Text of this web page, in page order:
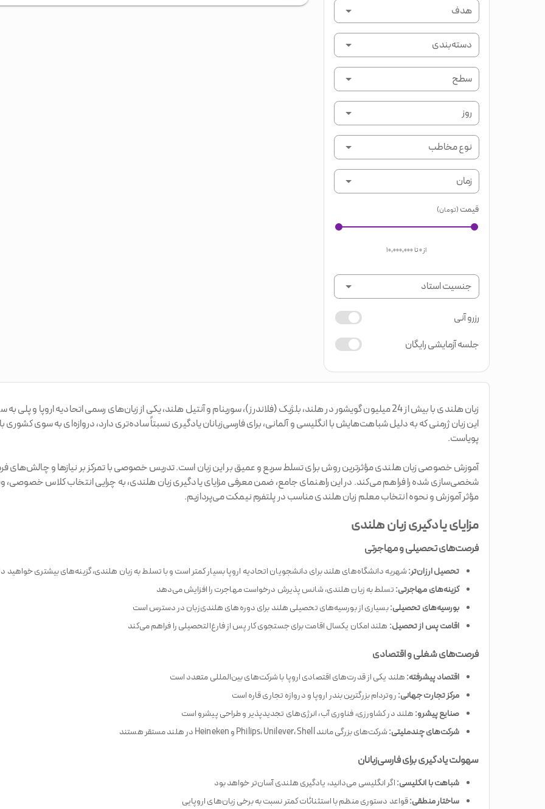
هدف
دسته‌بندی
سطح
روز
نوع مخاطب
زمان
قیمت (تومان)
از۰تا۱۰,۰۰۰,۰۰۰
جنسیت استاد
رزرو آنی
جلسه آزمایشی رایگان
زبان هلندی با بیش از 24 میلیون گویشور در هلند، بلژیک (فلاندرز)، سورینام و آنتیل هلند، یکی از زبان‌های رسمی
این زبان ژرمنی که به دلیل شباهت‌هایش با انگلیسی و آلمانی، برای فارسی‌زبانان یادگیری نسبتاً ساده‌تری دارد، دروازه‌ای به سوی کشوری
پویاست.
آموزش خصوصی زبان هلندی مؤثرترین روش برای تسلط سریع و عمیق بر این زبان است. تدریس خصوصی با تمرکز بر نیازها و چالش‌های
شخصی‌سازی شده را فراهم می‌کند. در این راهنمای جامع، ضمن معرفی مزایای یادگیری زبان هلندی، به چرایی انتخاب کلاس
مؤثر آموزش و نحوه انتخاب معلم زبان هلندی مناسب در پلتفرم نیمکت می‌پردازیم.
مزایای یادگیری زبان هلندی
فرصت‌های تحصیلی و مهاجرتی
تحصیل ارزان‌تر:شهریه دانشگاه‌های هلند برای دانشجویان اتحادیه اروپا بسیار کمتر است و با تسلط به زبان هلندی، گزینه‌های بیشتری خواهید
گزینه‌های مهاجرتی:تسلط به زبان هلندی، شانس پذیرش درخواست مهاجرت را افزایش می‌دهد
بورسیه‌های تحصیلی:بسیاری از بورسیه‌های تحصیلی هلند برای دوره‌های هلندی‌زبان در دسترس است
اقامت پس از تحصیل: هلند امکان یکسال اقامت برای جستجوی کار پس از فارغ‌التحصیلی را فراهم می‌کند
فرصت‌های شغلی و اقتصادی
اقتصاد پیشرفته:هلند یکی از قدرت‌های اقتصادی اروپا با شرکت‌های بین‌المللی متعدد است
مرکز تجارت جهانی:روتردام بزرگترین بندر اروپا و دروازه تجاری قاره است
صنایع پیشرو:هلند در کشاورزی، فناوری آب، انرژی‌های تجدیدپذیر و طراحی پیشرو است
شرکت‌های چندملیتی:شرکت‌های بزرگی مانند Philips، Unilever، Shell و Heineken در هلند مستقر هستند
سهولت یادگیری برای فارسی‌زبانان
شباهت با انگلیسی:اگر انگلیسی می‌دانید، یادگیری هلندی آسان‌تر خواهد بود
ساختار منطقی:قواعد دستوری منظم با استثنائات کمتر نسبت به برخی زبان‌های اروپایی